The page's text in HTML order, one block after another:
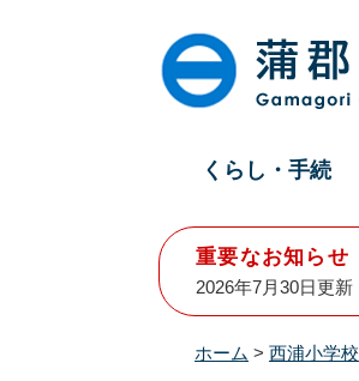
くらし・手続
重要なお知らせ
2026年7月30日更新
ホーム > 西浦小学校